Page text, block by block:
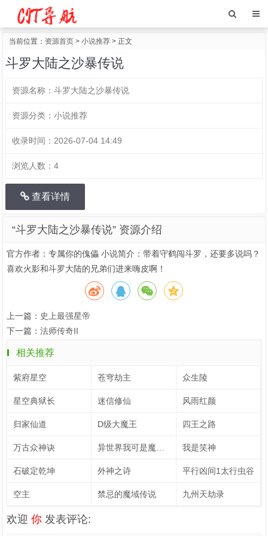
当前位置： 资源首页 > 小说推荐 > 正文
斗罗大陆之沙暴传说
资源名称： 斗罗大陆之沙暴传说
资源分类： 小说推荐
收录时间： 2026-07-04 14:49
浏览人数： 4
查看详情
“斗罗大陆之沙暴传说” 资源介绍
官方作者：专属你的傀儡 小说简介：带着守鹤闯斗罗，还要多说吗？
喜欢火影和斗罗大陆的兄弟们进来嗨皮啊！
上一篇： 史上最强星帝
下一篇： 法师传奇II
相关推荐
紫府星空 苍穹劫主 众生陵
星空典狱长 迷信修仙 风雨红颜
归家仙道 D级大魔王 四王之路
万古众神诀 我是笑神
石破定乾坤 外神之诗 平行凶间1太行虫谷
空主 禁忌的魔域传说 九州天劫录
欢迎 你 发表评论: